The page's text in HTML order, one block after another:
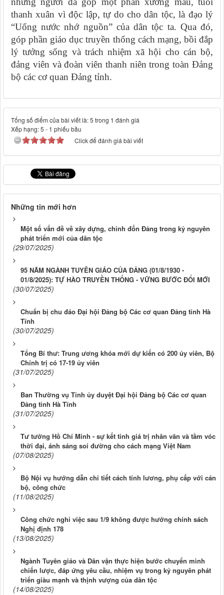
thanh xuân vì độc lập, tự do cho dân tộc, là đạo lý
“Uống nước nhớ nguồn” của dân tộc ta. Qua đó,
góp phần giáo dục truyền thống cách mạng, bồi đắp
lý tưởng sống và trách nhiệm xã hội cho cán bộ,
đảng viên và đoàn viên thanh niên trong toàn Đảng
bộ các cơ quan Đảng tỉnh.
Tổng số điểm của bài viết là: 5 trong 1 đánh giá
Xếp hạng:5 - 1 phiếu bầu
Click để đánh giá bài viết
Những tin mới hơn
Một số vấn đề về xây dựng, chỉnh đốn Ðảng trong kỷ nguyên
phát triển mới của dân tộc
(29/07/2025)
95 NĂM NGÀNH TUYÊN GIÁO CỦA ĐẢNG (01/8/1930 -
01/8/2025): TỰ HÀO TRUYỀN THỐNG - VỮNG BƯỚC ĐỔI MỚI
(30/07/2025)
Chuẩn bị chu đáo Đại hội Đảng bộ Các cơ quan Đảng tỉnh Hà
Tĩnh
(30/07/2025)
Tổng Bí thư: Trung ương khóa mới dự kiến có 200 ủy viên, Bộ
Chính trị có 17-19 ủy viên
(31/07/2025)
Ban Thường vụ Tỉnh ủy duyệt Đại hội Đảng bộ Các cơ quan
Đảng tỉnh Hà Tĩnh
(31/07/2025)
Tư tưởng Hồ Chí Minh - sự kết tinh giá trị nhân văn và tầm vóc
thời đại, ánh sáng soi đường cho cách mạng Việt Nam
(07/08/2025)
Bộ Nội vụ hướng dẫn chi tiết cách tính lương, phụ cấp với cán
bộ, công chức
(11/08/2025)
Công chức nghỉ việc sau 1/9 không được hưởng chính sách
Nghị định 178
(13/08/2025)
Ngành Tuyên giáo và Dân vận thực hiện bước chuyển mình
chiến lược, đáp ứng yêu cầu, nhiệm vụ trong kỷ nguyên phát
triển giàu mạnh và thịnh vượng của dân tộc
(14/08/2025)